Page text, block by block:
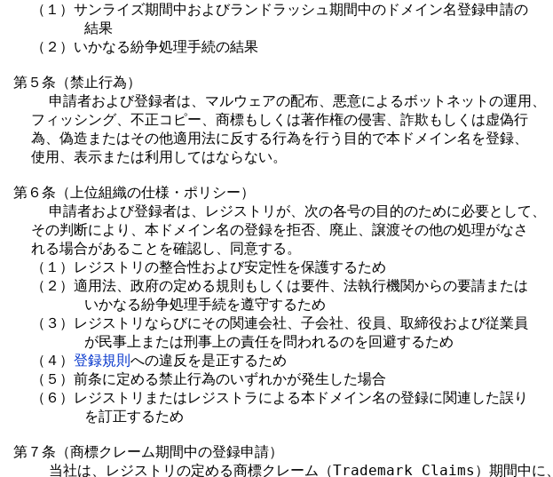
  （１）サンライズ期間中およびランドラッシュ期間中のドメイン名登録申請の
        結果
  （２）いかなる紛争処理手続の結果
第５条（禁止行為）
    申請者および登録者は、マルウェアの配布、悪意によるボットネットの運用、
  フィッシング、不正コピー、商標もしくは著作権の侵害、詐欺もしくは虚偽行
  為、偽造またはその他適用法に反する行為を行う目的で本ドメイン名を登録、
  使用、表示または利用してはならない。
第６条（上位組織の仕様・ポリシー）
    申請者および登録者は、レジストリが、次の各号の目的のために必要として、
  その判断により、本ドメイン名の登録を拒否、廃止、譲渡その他の処理がなさ
  れる場合があることを確認し、同意する。
  （１）レジストリの整合性および安定性を保護するため
  （２）適用法、政府の定める規則もしくは要件、法執行機関からの要請または
        いかなる紛争処理手続を遵守するため
  （３）レジストリならびにその関連会社、子会社、役員、取締役および従業員
        が民事上または刑事上の責任を問われるのを回避するため
  （４）
登録規則への違反を是正するため
  （５）前条に定める禁止行為のいずれかが発生した場合
  （６）レジストリまたはレジストラによる本ドメイン名の登録に関連した誤り
        を訂正するため
第７条（商標クレーム期間中の登録申請）
    当社は、レジストリの定める商標クレーム（Trademark Claims）期間中に、